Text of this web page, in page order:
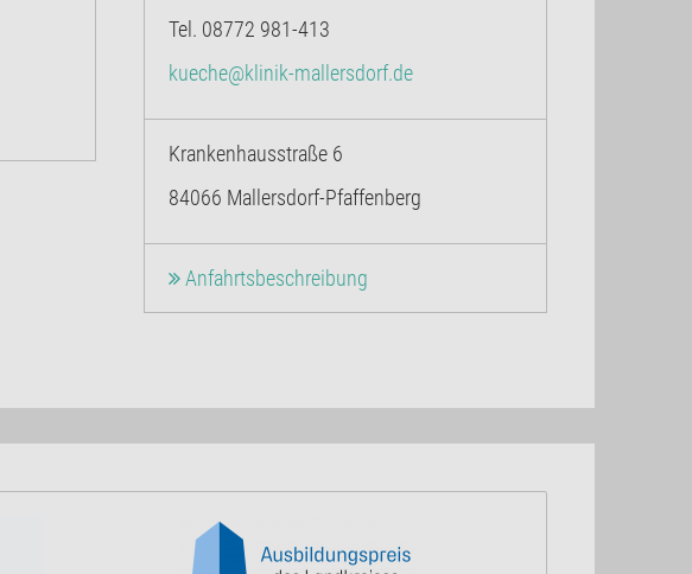
Tel. 08772 981-413
kueche@klinik-mallersdorf.de
Krankenhausstraße 6
84066 Mallersdorf-Pfaffenberg
Anfahrtsbeschreibung